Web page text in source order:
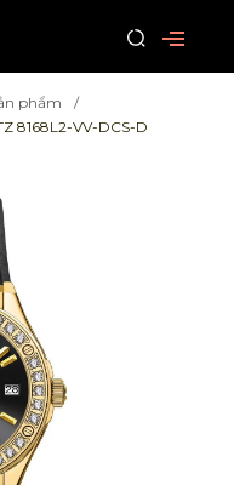
phẩm
8168L2-VV-DCS-D